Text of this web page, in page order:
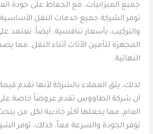
جميع الميزانيات، مع الحفاظ على جودة
توفر الشركة جميع خدمات النقل الأساسية
والتركيب، بأسعار تنافسية. أيضاً،
المجهزة لتأمين الأثاث أثناء النقل،
النهائية.
لذلك، يثق العملاء بالشركة لأنها تقدم
أن شركة الطاووس تقدم عروضاً خاصة
العام، مما يجعلها أكثر جاذبية لكل من
توفر الجودة والسرعة معاً. كذلك، توفر